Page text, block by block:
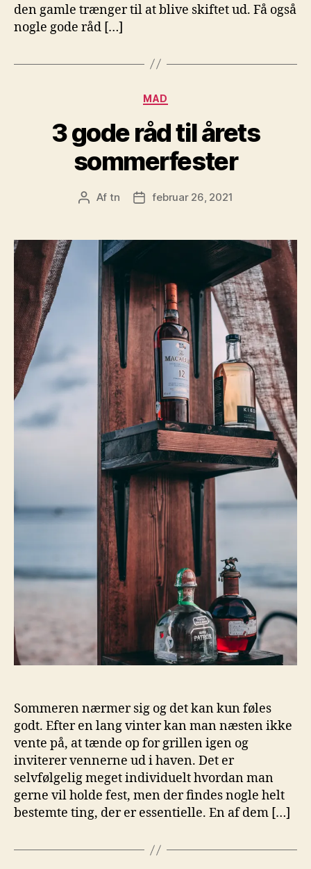
den gamle trænger til at blive skiftet ud. Få også
nogle gode råd […]
Kategorier
MAD
3 gode råd til årets
sommerfester
Indlægsforfatter
Af tn Indlægsdato
februar 26, 2021
Sommeren nærmer sig og det kan kun føles
godt. Efter en lang vinter kan man næsten ikke
vente på, at tænde op for grillen igen og
inviterer vennerne ud i haven. Det er
selvfølgelig meget individuelt hvordan man
gerne vil holde fest, men der findes nogle helt
bestemte ting, der er essentielle. En af dem […]